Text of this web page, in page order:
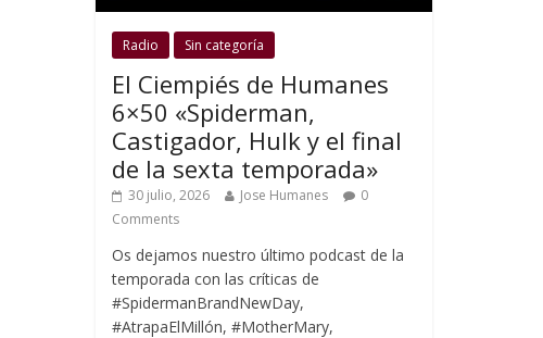
Radio Sin categoría
El Ciempiés de Humanes
6×50 «Spiderman,
Castigador, Hulk y el final
de la sexta temporada»
30 julio, 2026 Jose Humanes
0
Comments
Os dejamos nuestro último podcast de la
temporada con las críticas de
#SpidermanBrandNewDay,
#AtrapaElMillón, #MotherMary,